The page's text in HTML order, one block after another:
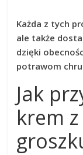
Każda z tych
ale także
dzięki
potrawom
Jak
krem